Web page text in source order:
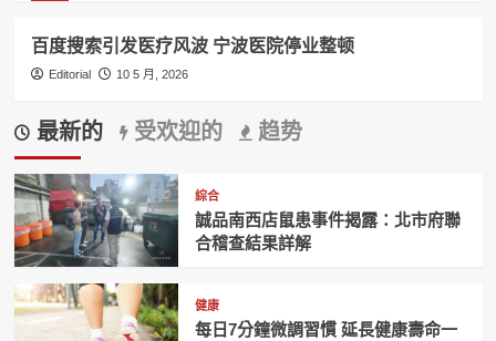
百度搜索引发医疗风波 宁波医院停业整顿
Editorial 10 5 月, 2026
最新的 受欢迎的 趋势
綜合
誠品南西店鼠患事件揭露：北市府聯
合稽查結果詳解
健康
每日7分鐘微調習慣 延長健康壽命一